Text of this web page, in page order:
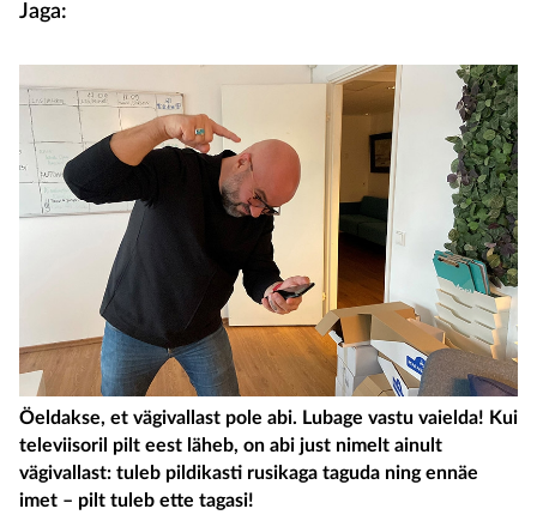
Jaga:
Öeldakse, et vägivallast pole abi. Lubage vastu vaielda! Kui
televiisoril pilt eest läheb, on abi just nimelt ainult
vägivallast: tuleb pildikasti rusikaga taguda ning ennäe
imet – pilt tuleb ette tagasi!